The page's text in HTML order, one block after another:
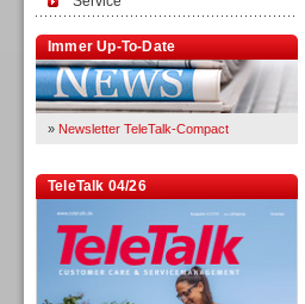
Immer Up-To-Date
» Newsletter TeleTalk-Compact
TeleTalk 04/26